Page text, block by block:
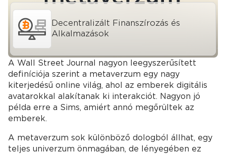
Decentralizált Finanszírozás és
Alkalmazások
A Wall Street Journal nagyon leegyszerűsített
definíciója szerint a metaverzum egy nagy
kiterjedésű online világ, ahol az emberek digitális
avatarokkal alakítanak ki interakciót. Nagyon jó
példa erre a Sims, amiért annó megőrültek az
emberek.
A metaverzum sok különböző dologból állhat, egy
teljes univerzum önmagában, de lényegében ez